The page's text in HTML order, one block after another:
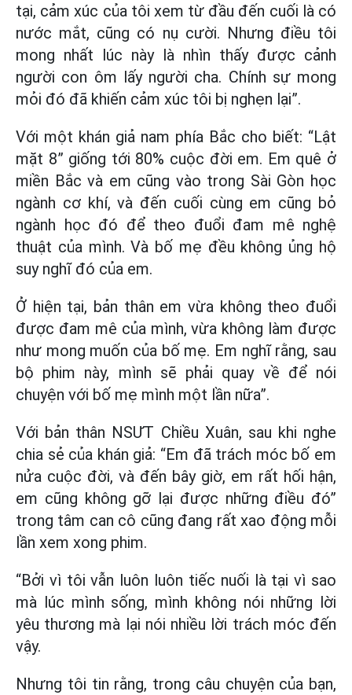
tại, cảm xúc của tôi xem từ đầu đến cuối là có
nước mắt, cũng có nụ cười. Nhưng điều tôi
mong nhất lúc này là nhìn thấy được cảnh
người con ôm lấy người cha. Chính sự mong
mỏi đó đã khiến cảm xúc tôi bị nghẹn lại”.
Với một khán giả nam phía Bắc cho biết: “Lật
mặt 8” giống tới 80% cuộc đời em. Em quê ở
miền Bắc và em cũng vào trong Sài Gòn học
ngành cơ khí, và đến cuối cùng em cũng bỏ
ngành học đó để theo đuổi đam mê nghệ
thuật của mình. Và bố mẹ đều không ủng hộ
suy nghĩ đó của em.
Ở hiện tại, bản thân em vừa không theo đuổi
được đam mê của mình, vừa không làm được
như mong muốn của bố mẹ. Em nghĩ rằng, sau
bộ phim này, mình sẽ phải quay về để nói
chuyện với bố mẹ mình một lần nữa”.
Với bản thân NSƯT Chiều Xuân, sau khi nghe
chia sẻ của khán giả: “Em đã trách móc bố em
nửa cuộc đời, và đến bây giờ, em rất hối hận,
em cũng không gỡ lại được những điều đó”
trong tâm can cô cũng đang rất xao động mỗi
lần xem xong phim.
“Bởi vì tôi vẫn luôn luôn tiếc nuối là tại vì sao
mà lúc mình sống, mình không nói những lời
yêu thương mà lại nói nhiều lời trách móc đến
vậy.
Nhưng tôi tin rằng, trong câu chuyện của bạn,